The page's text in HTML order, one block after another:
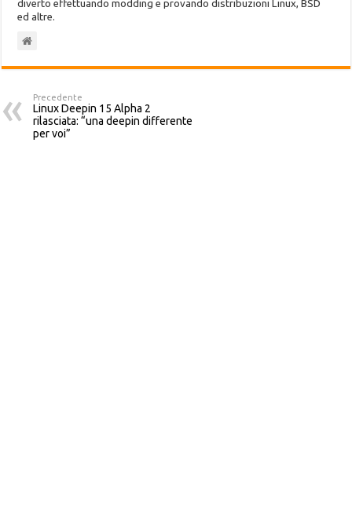
diverto effettuando modding e provando distribuzioni Linux, BSD
ed altre.
Precedente
Linux Deepin 15 Alpha 2
rilasciata: “una deepin differente
per voi”